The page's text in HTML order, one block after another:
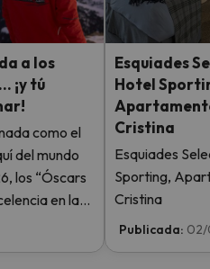
a los
¡y tú
como el
del mundo
los “Óscars
en la
y ayúdanos
Esquiades
Hotel
Cristina
Esquiades
Sporting,
Cristina
Publicada: